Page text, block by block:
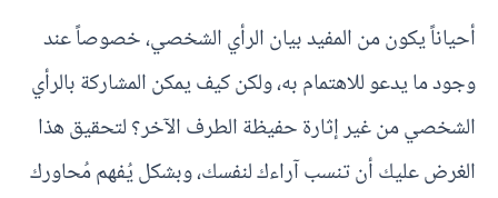
أحياناً يكون من المفيد بيان الرأي الشخصي، خصوصاً عند
وجود ما يدعو للاهتمام به، ولكن كيف يمكن المشاركة بالرأي
الشخصي من غير إثارة حفيظة الطرف الآخر؟ لتحقيق هذا
الغرض عليك أن تنسب آراءك لنفسك، وبشكل يُفهم مُحاورك